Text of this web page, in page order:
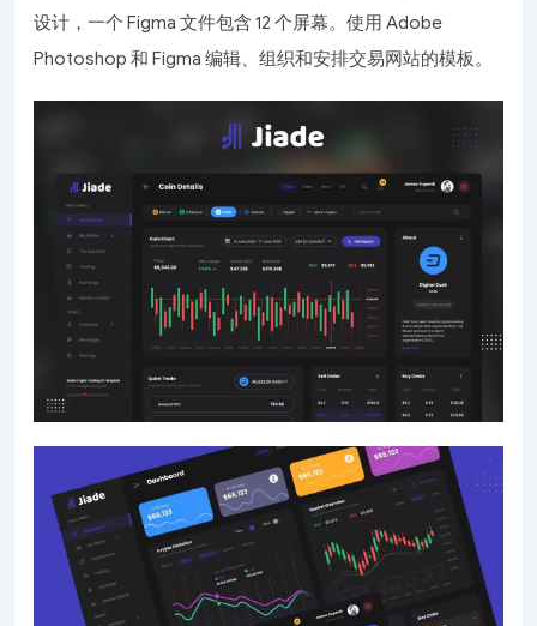
设计，一个 Figma 文件包含 12 个屏幕。使用 Adobe
Photoshop 和 Figma 编辑、组织和安排交易网站的模板。